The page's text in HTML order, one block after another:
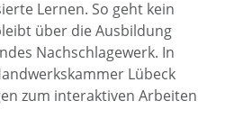
Lernen. So geht kein
über die Ausbildung
Nachschlagewerk. In
Lübeck
zum interaktiven Arbeiten